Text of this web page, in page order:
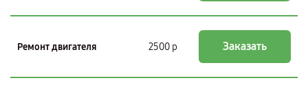
Ремонт двигателя 2500 р Заказать